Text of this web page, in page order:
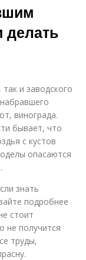
и заводского
винограда.
бывает, что
с кустов
опасаются
знать
подробнее
стоит
не получится
труды,